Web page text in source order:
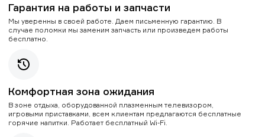
Гарантия на работы и запчасти
Мы уверенны в своей работе. Даем письменную гарантию. В
случае поломки мы заменим запчасть или произведем работы
бесплатно.
Комфортная зона ожидания
В зоне отдыха, оборудованной плазменным телевизором,
игровыми приставками, всем клиентам предлагаются бесплатные
горячие напитки. Работает бесплатный Wi-Fi.